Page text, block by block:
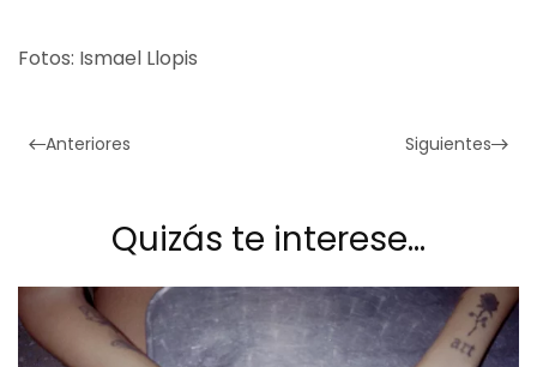
Fotos: Ismael Llopis
Anteriores Siguientes
Quizás te interese…